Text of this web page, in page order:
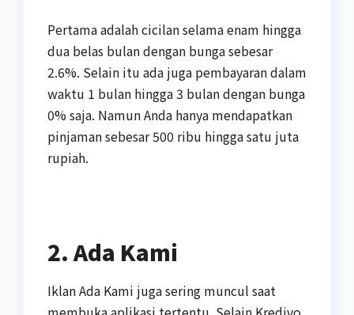
Pertama adalah cicilan selama enam hingga
dua belas bulan dengan bunga sebesar
2.6%. Selain itu ada juga pembayaran dalam
waktu 1 bulan hingga 3 bulan dengan bunga
0% saja. Namun Anda hanya mendapatkan
pinjaman sebesar 500 ribu hingga satu juta
rupiah.
2. Ada Kami
Iklan Ada Kami juga sering muncul saat